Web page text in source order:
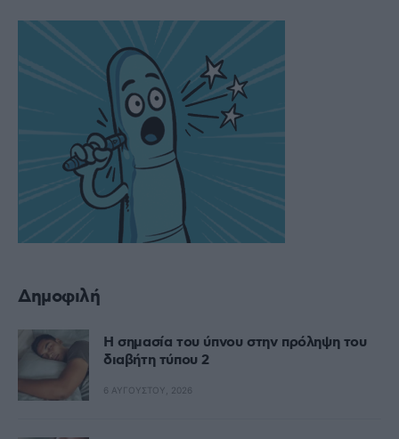
Δημοφιλή
Η σημασία του ύπνου στην πρόληψη του
διαβήτη τύπου 2
6 ΑΥΓΟΎΣΤΟΥ, 2026